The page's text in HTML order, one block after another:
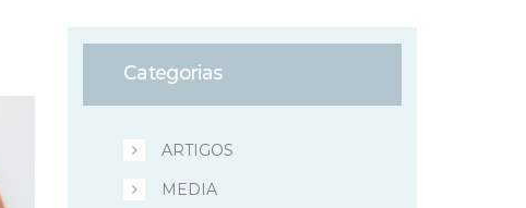
Categorias
ARTIGOS
MEDIA